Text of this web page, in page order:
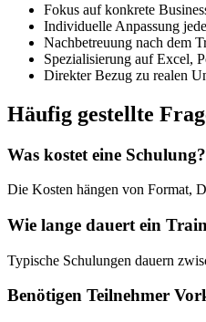
Fokus auf konkrete
Individuelle Anpassung
Nachbetreuung nach dem
Spezialisierung auf Excel,
Direkter Bezug zu realen
Häufig gestellte
Was kostet eine Schulung?
Die Kosten hängen von Format,
Wie lange dauert ein
Typische Schulungen dauern
Benötigen Teilnehmer